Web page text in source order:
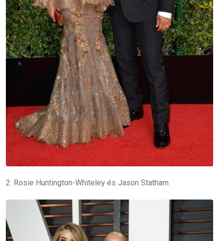
2. Rosie Huntington-Whiteley és Jason Statham